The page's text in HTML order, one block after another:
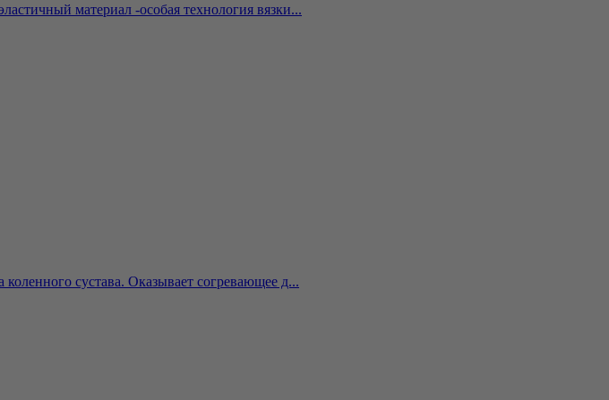
материал -особая технология вязки...
сустава. Оказывает согревающее д...